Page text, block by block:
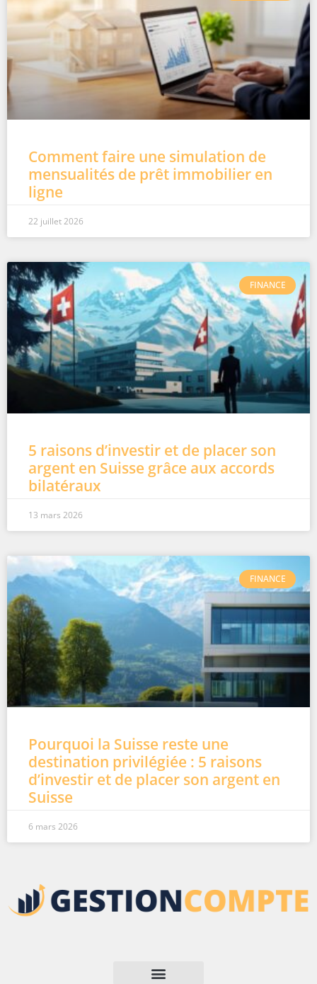
Comment faire une simulation de
mensualités de prêt immobilier en
ligne
22 juillet 2026
FINANCE
5 raisons d’investir et de placer son
argent en Suisse grâce aux accords
bilatéraux
13 mars 2026
FINANCE
Pourquoi la Suisse reste une
destination privilégiée : 5 raisons
d’investir et de placer son argent en
Suisse
6 mars 2026